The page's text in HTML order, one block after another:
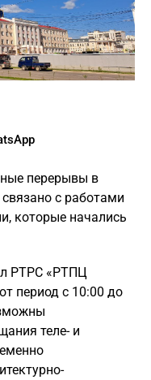
перерывы в
с работами
которые начались
РТРС «РТПЦ
период с 10:00 до
теле- и